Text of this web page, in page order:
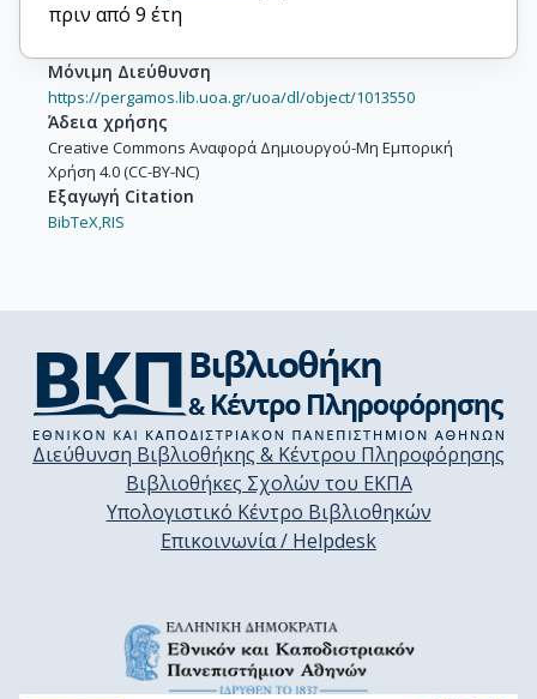
πριν από 9 έτη
Μόνιμη Διεύθυνση
https://pergamos.lib.uoa.gr/uoa/dl/object/1013550
Άδεια χρήσης
Creative Commons Αναφορά Δημιουργού-Μη Εμπορική
Χρήση 4.0 (CC-BY-NC)
Εξαγωγή Citation
BibTeX,RIS
Διεύθυνση Βιβλιοθήκης & Κέντρου Πληροφόρησης
Βιβλιοθήκες Σχολών του ΕΚΠΑ
Υπολογιστικό Κέντρο Βιβλιοθηκών
Επικοινωνία / Helpdesk